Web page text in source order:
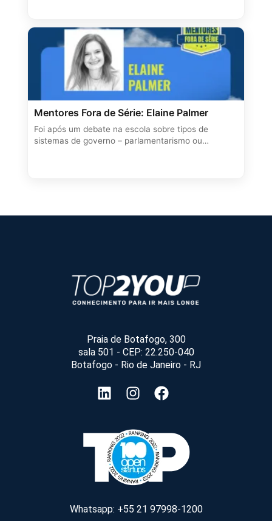
Mentores Fora de Série: Elaine Palmer
Foi após um debate na escola sobre tipos de
sistemas de governo – parlamentarismo ou…
Praia de Botafogo, 300
sala 501 - CEP: 22.250-040
Botafogo - Rio de Janeiro - RJ
Whatsapp: +55 21 97998-1200